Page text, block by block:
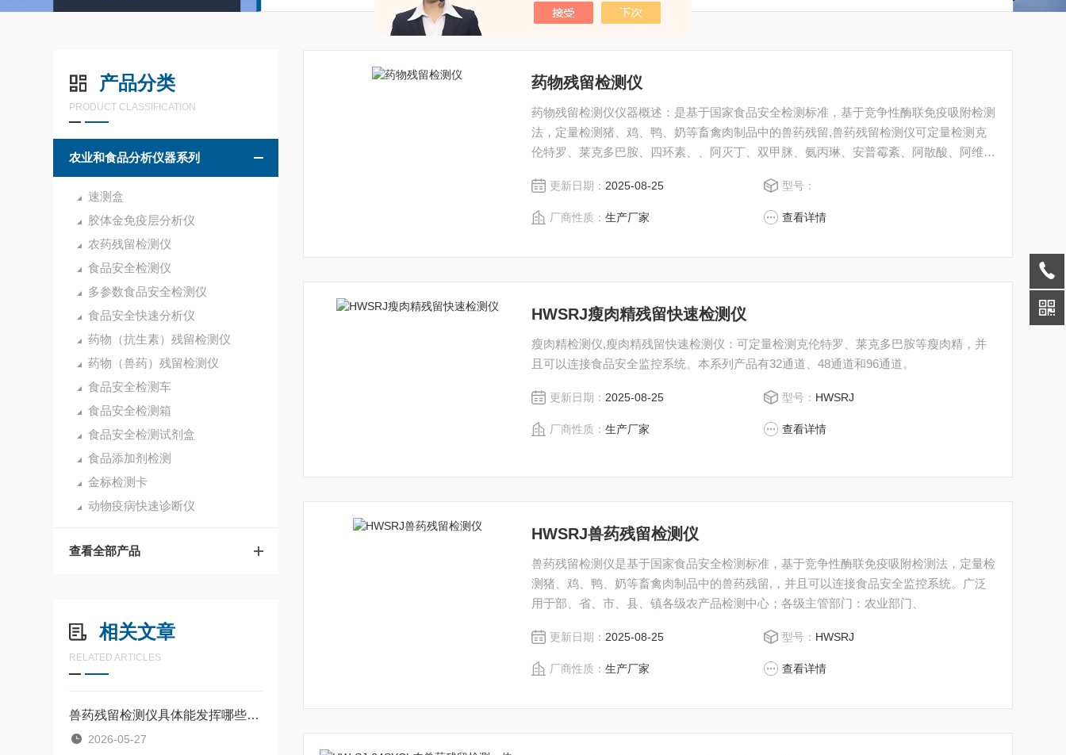
产品分类
PRODUCT CLASSIFICATION
农业和食品分析仪器系列
速测盒
胶体金免疫层分析仪
农药残留检测仪
食品安全检测仪
多参数食品安全检测仪
食品安全快速分析仪
药物（抗生素）残留检测仪
药物（兽药）残留检测仪
食品安全检测车
食品安全检测箱
食品安全检测试剂盒
食品添加剂检测
金标检测卡
动物疫病快速诊断仪
查看全部产品
相关文章
RELATED ARTICLES
兽药残留检测仪具体能发挥哪些作用？
2026-05-27
药物残留检测仪
药物残留检测仪仪器概述：是基于国家食品安全检测标准，基于竞争性酶联免疫吸附检测
法，定量检测猪、鸡、鸭、奶等畜禽肉制品中的兽药残留,兽药残留检测仪可定量检测克
伦特罗、莱克多巴胺、四环素、、阿灭丁、双甲脒、氨丙琳、安普霉紊、阿散酸、阿维菌
可以连接食品安全监控系统。广泛用于部、省、市、县、镇各级农产品检测中心；
更新日期： 2025-08-25 型号：
厂商性质：生产厂家 查看详情
HWSRJ瘦肉精残留快速检测仪
瘦肉精检测仪,瘦肉精残留快速检测仪：可定量检测克伦特罗、莱克多巴胺等瘦肉精，并
且可以连接食品安全监控系统。本系列产品有32通道、48通道和96通道。
更新日期： 2025-08-25 型号： HWSRJ
厂商性质：生产厂家 查看详情
HWSRJ兽药残留检测仪
兽药残留检测仪是基于国家食品安全检测标准，基于竞争性酶联免疫吸附检测法，定量检
测猪、鸡、鸭、奶等畜禽肉制品中的兽药残留,，并且可以连接食品安全监控系统。广泛
用于部、省、市、县、镇各级农产品检测中心；各级主管部门：农业部门、
更新日期： 2025-08-25 型号： HWSRJ
厂商性质：生产厂家 查看详情